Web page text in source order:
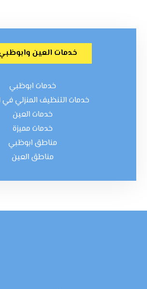
خدمات العين
خدمات ابوظبي
خدمات التنظيف المنزلي
خدمات العين
خدمات مميزة
مناطق ابوظبي
مناطق العين